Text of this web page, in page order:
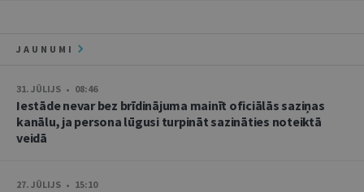
JAUNUMI
31. JŪLIJS • 08:46
Iestāde nevar bez brīdinājuma mainīt oficiālās saziņas
kanālu, ja persona lūgusi turpināt sazināties noteiktā
veidā
27. JŪLIJS • 15:10